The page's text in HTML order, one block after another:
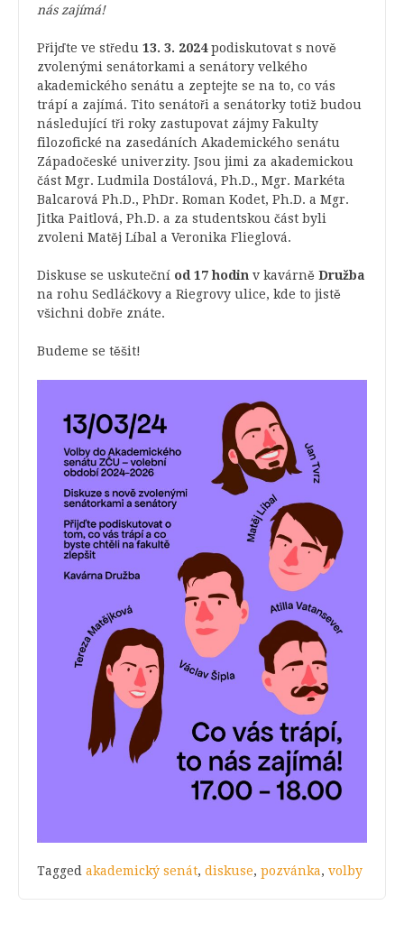
nás zajímá!
Přijďte ve středu 13. 3. 2024podiskutovat s nově
zvolenými senátorkami a senátory velkého
akademického senátu a zeptejte se na to, co vás
trápí a zajímá. Tito senátoři a senátorky totiž budou
následující tři roky zastupovat zájmy Fakulty
filozofické na zasedáních Akademického senátu
Západočeské univerzity. Jsou jimi za akademickou
část Mgr. Ludmila Dostálová, Ph.D., Mgr. Markéta
Balcarová Ph.D., PhDr. Roman Kodet, Ph.D. a Mgr.
Jitka Paitlová, Ph.D. a za studentskou část byli
zvoleni Matěj Líbal a Veronika Flieglová.
Diskuse se uskuteční od 17 hodin v kavárně Družba
na rohu Sedláčkovy a Riegrovy ulice, kde to jistě
všichni dobře znáte.
Budeme se těšit!
Tagged akademický senát, diskuse, pozvánka, volby